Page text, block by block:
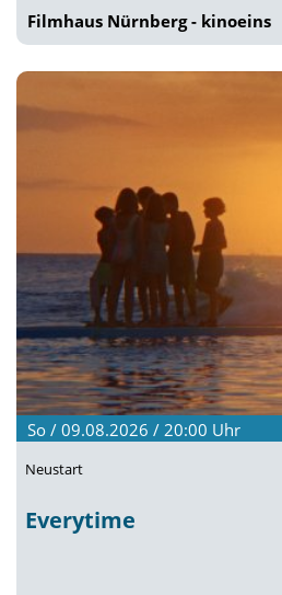
Filmhaus Nürnberg - kinoeins
So / 09.08.2026 / 20:00 Uhr
Neustart
Everytime